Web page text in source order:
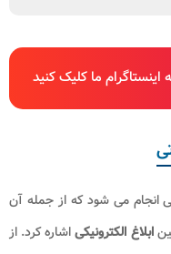
ما کلیک کنید
انجام می شود که از جمله آن
ابلاغ الکترونیکیاشاره کرد. از